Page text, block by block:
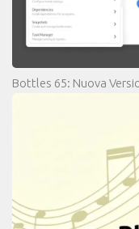
Bottles 65: Nuova